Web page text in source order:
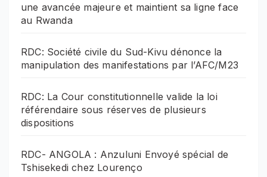
une avancée majeure et maintient sa ligne face
au Rwanda
RDC: Société civile du Sud-Kivu dénonce la
manipulation des manifestations par l’AFC/M23
RDC: La Cour constitutionnelle valide la loi
référendaire sous réserves de plusieurs
dispositions
RDC- ANGOLA : Anzuluni Envoyé spécial de
Tshisekedi chez Lourenço